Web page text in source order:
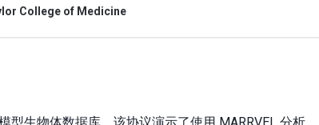
College of Medicine